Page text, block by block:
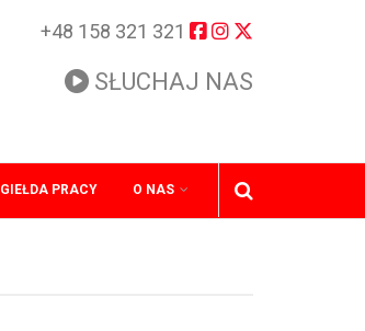
+48 158 321 321
SŁUCHAJ NAS
GIEŁDA PRACY O NAS